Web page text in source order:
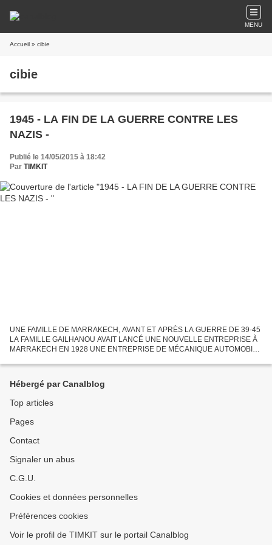
MENU
Accueil » cibie
cibie
1945 - LA FIN DE LA GUERRE CONTRE LES
NAZIS -
Publié le 14/05/2015 à 18:42
Par TIMKIT
UNE FAMILLE DE MARRAKECH, AVANT ET APRÈS LA GUERRE DE 39-45
LA FAMILLE GAILHANOU AVAIT LANCÉ UNE NOUVELLE ENTREPRISE À
MARRAKECH EN 1928 UNE ENTREPRISE DE MÉCANIQUE AUTOMOBILE
ET ADRIEN, DIRIGEAIENT...
Hébergé par Canalblog
Top articles
Pages
Contact
Signaler un abus
C.G.U.
Cookies et données personnelles
Préférences cookies
Voir le profil de TIMKIT sur le portail Canalblog